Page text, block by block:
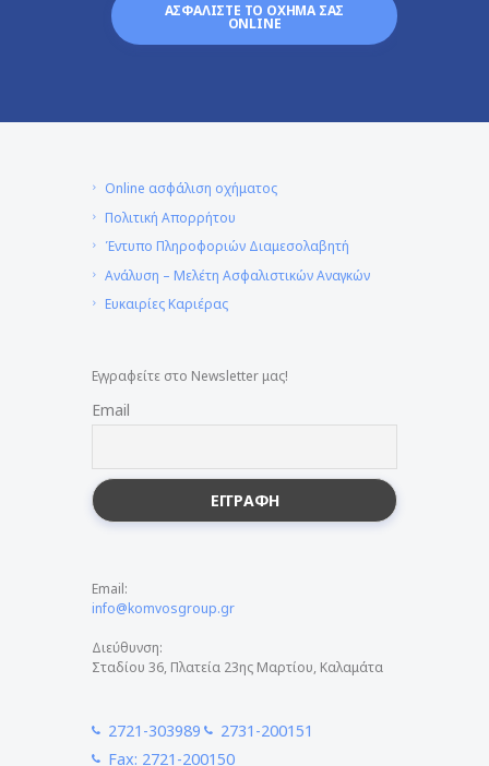
ΑΣΦΑΛΙΣΤΕ ΤΟ ΟΧΗΜΑ ΣΑΣ
ONLINE
Online ασφάλιση οχήματος
Πολιτική Απορρήτου
Έντυπο Πληροφοριών Διαμεσολαβητή
Ανάλυση – Μελέτη Ασφαλιστικών Αναγκών
Ευκαιρίες Καριέρας
Εγγραφείτε στο Newsletter μας!
Email
Email:
info@komvosgroup.gr
Διεύθυνση:
Σταδίου 36, Πλατεία 23ης Μαρτίου, Καλαμάτα
2721-303989
2731-200151
Fax: 2721-200150